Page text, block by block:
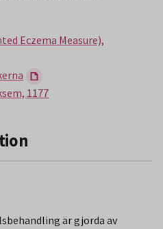
Eczema Measure),
1177
är gjorda av